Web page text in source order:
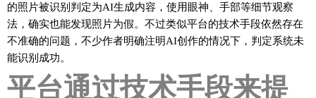
的照片被识别判定为AI生成内容，使用眼神、手部等细节观察
法，确实也能发现照片为假。不过类似平台的技术手段依然存在
不准确的问题，不少作者明确注明AI创作的情况下，判定系统未
能识别成功。
平台通过技术手段来提